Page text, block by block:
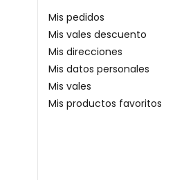
Mis pedidos
Mis vales descuento
Mis direcciones
Mis datos personales
Mis vales
Mis productos favoritos